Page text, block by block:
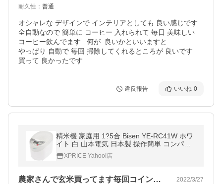
耐久性 ： 普通
オシャレな デザインで インテリアとしても 良い感じです
全自動なので 簡単に コーヒー 入れられて 毎日 美味しい
コーヒー飲んでます   何が  良いかといいますと
やっぱり 自動で 毎回 掃除してくれるところが 良いです
買って 良かったです
違反報告 いいね 0
精米機 家庭用 1?5合 Bisen YE-RC41W ホワ
イト 白 山本電気 日本製 操作簡単 コンパク
ト DCモーター 精米スピード早い YERC41
XPRICE Yahoo!店
農家さんで玄米買ってます毎回コイン精米… 2022/3/27